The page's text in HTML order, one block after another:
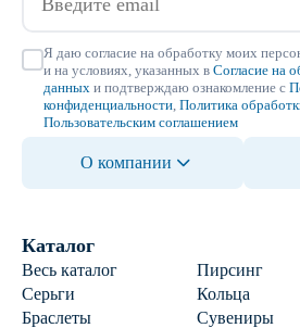
Я даю согласие на обработку моих
и на условиях, указанных в Согласие на
данных и подтверждаю ознакомление с
конфиденциальности Политика
Пользовательским соглашением
О компании
Каталог
Весь каталог
Пирсинг
Серьги
Кольца
Браслеты
Сувениры